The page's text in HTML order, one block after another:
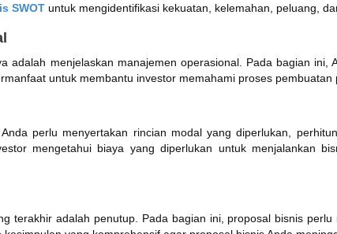
SWOT untuk mengidentifikasi kekuatan, kelemahan, peluang,
adalah menjelaskan manajemen operasional. Pada bagian
untuk membantu investor memahami proses pembuatan
perlu menyertakan rincian modal yang diperlukan,
mengetahui biaya yang diperlukan untuk menjalankan
terakhir adalah penutup. Pada bagian ini, proposal bisnis